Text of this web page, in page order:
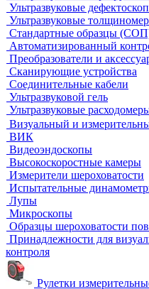
Термостаты, бани и
Бани
Бани серологические
Водяные бани
Инкубаторы
Масляные бани
Песчаные бани
Сухие бани
Термостаты
Термостаты жидкостные
Термостаты твердотельные
Химическое и
Ультразвуковой
Ультразвуковые
Ультразвуковые
Стандартные образцы (СОП)
Автоматизированный
Преобразователи и
Сканирующие устройства
Соединительные кабели
Ультразвуковой гель
Ультразвуковые